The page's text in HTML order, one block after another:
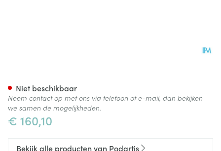
€ 160,10
Niet beschikbaar
Neem contact op met ons via telefoon of e-mail, dan bekijken
we samen de mogelijkheden.
Bekijk alle producten van Podartis